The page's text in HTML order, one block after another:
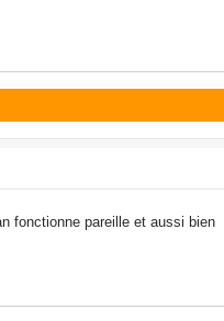
fonctionne pareille et aussi bien